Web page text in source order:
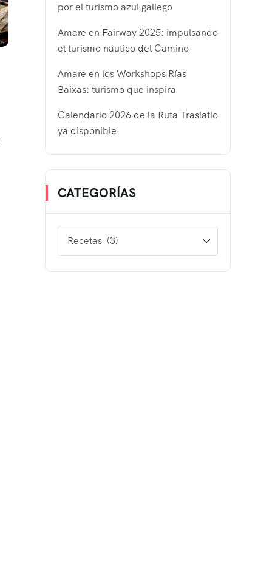
por el turismo azul gallego
Amare en Fairway 2025: impulsando
el turismo náutico del Camino
Amare en los Workshops Rías
Baixas: turismo que inspira
Calendario 2026 de la Ruta Traslatio
ya disponible
CATEGORÍAS